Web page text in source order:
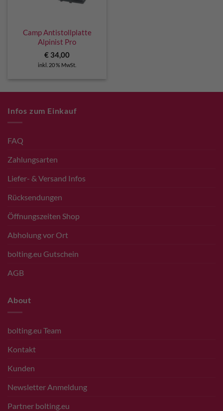
Camp Antistollplatte
Alpinist Pro
€ 34,00
inkl. 20 % MwSt.
Infos zum Einkauf
FAQ
Zahlungsarten
Liefer- & Versand Infos
Rücksendungen
Öffnungszeiten Shop
Abholung vor Ort
bolting.eu Gutschein
AGB
About
bolting.eu Team
Kontakt
Kunden
Newsletter Anmeldung
Partner bolting.eu